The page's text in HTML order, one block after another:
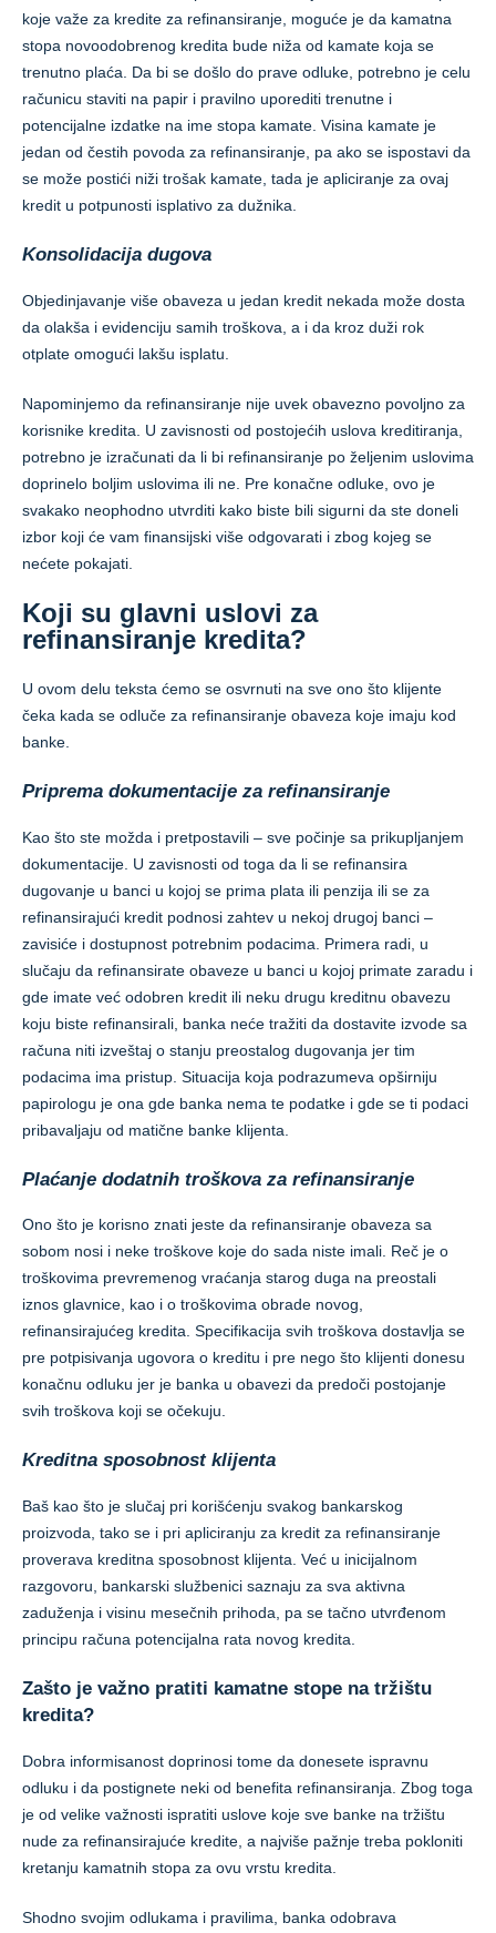
koje važe za kredite za refinansiranje, moguće je da kamatna
stopa novoodobrenog kredita bude niža od kamate koja se
trenutno plaća. Da bi se došlo do prave odluke, potrebno je celu
računicu staviti na papir i pravilno uporediti trenutne i
potencijalne izdatke na ime stopa kamate. Visina kamate je
jedan od čestih povoda za refinansiranje, pa ako se ispostavi da
se može postići niži trošak kamate, tada je apliciranje za ovaj
kredit u potpunosti isplativo za dužnika.
Konsolidacija dugova
Objedinjavanje više obaveza u jedan kredit nekada može dosta
da olakša i evidenciju samih troškova, a i da kroz duži rok
otplate omogući lakšu isplatu.
Napominjemo da refinansiranje nije uvek obavezno povoljno za
korisnike kredita. U zavisnosti od postojećih uslova kreditiranja,
potrebno je izračunati da li bi refinansiranje po željenim uslovima
doprinelo boljim uslovima ili ne. Pre konačne odluke, ovo je
svakako neophodno utvrditi kako biste bili sigurni da ste doneli
izbor koji će vam finansijski više odgovarati i zbog kojeg se
nećete pokajati.
Koji su glavni uslovi za
refinansiranje kredita?
U ovom delu teksta ćemo se osvrnuti na sve ono što klijente
čeka kada se odluče za refinansiranje obaveza koje imaju kod
banke.
Priprema dokumentacije za refinansiranje
Kao što ste možda i pretpostavili – sve počinje sa prikupljanjem
dokumentacije. U zavisnosti od toga da li se refinansira
dugovanje u banci u kojoj se prima plata ili penzija ili se za
refinansirajući kredit podnosi zahtev u nekoj drugoj banci –
zavisiće i dostupnost potrebnim podacima. Primera radi, u
slučaju da refinansirate obaveze u banci u kojoj primate zaradu i
gde imate već odobren kredit ili neku drugu kreditnu obavezu
koju biste refinansirali, banka neće tražiti da dostavite izvode sa
računa niti izveštaj o stanju preostalog dugovanja jer tim
podacima ima pristup. Situacija koja podrazumeva opširniju
papirologu je ona gde banka nema te podatke i gde se ti podaci
pribavaljaju od matične banke klijenta.
Plaćanje dodatnih troškova za refinansiranje
Ono što je korisno znati jeste da refinansiranje obaveza sa
sobom nosi i neke troškove koje do sada niste imali. Reč je o
troškovima prevremenog vraćanja starog duga na preostali
iznos glavnice, kao i o troškovima obrade novog,
refinansirajućeg kredita. Specifikacija svih troškova dostavlja se
pre potpisivanja ugovora o kreditu i pre nego što klijenti donesu
konačnu odluku jer je banka u obavezi da predoči postojanje
svih troškova koji se očekuju.
Kreditna sposobnost klijenta
Baš kao što je slučaj pri korišćenju svakog bankarskog
proizvoda, tako se i pri apliciranju za kredit za refinansiranje
proverava kreditna sposobnost klijenta. Već u inicijalnom
razgovoru, bankarski službenici saznaju za sva aktivna
zaduženja i visinu mesečnih prihoda, pa se tačno utvrđenom
principu računa potencijalna rata novog kredita.
Zašto je važno pratiti kamatne stope na tržištu
kredita?
Dobra informisanost doprinosi tome da donesete ispravnu
odluku i da postignete neki od benefita refinansiranja. Zbog toga
je od velike važnosti ispratiti uslove koje sve banke na tržištu
nude za refinansirajuće kredite, a najviše pažnje treba pokloniti
kretanju kamatnih stopa za ovu vrstu kredita.
Shodno svojim odlukama i pravilima, banka odobrava